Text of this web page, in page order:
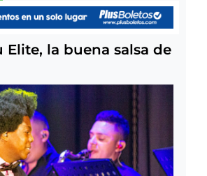
h
at
s
A
p
p
Elite, la buena salsa de